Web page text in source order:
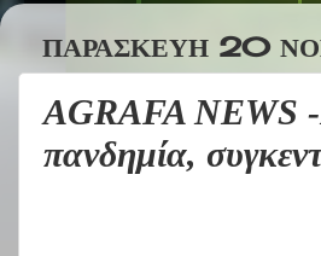
ΠΑΡΑΣΚΕΥΉ 20
AGRAFA NEWS -
πανδημία,